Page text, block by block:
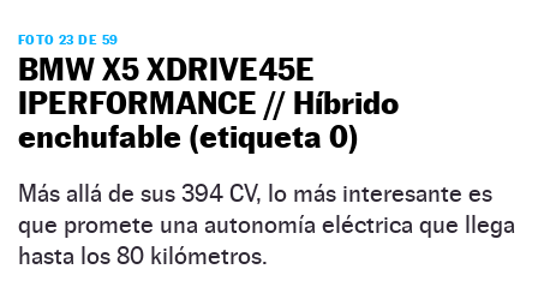
FOTO 23 DE 59
BMW X5 XDRIVE45E
IPERFORMANCE // Híbrido
enchufable (etiqueta 0)
Más allá de sus 394 CV, lo más interesante es
que promete una autonomía eléctrica que llega
hasta los 80 kilómetros.